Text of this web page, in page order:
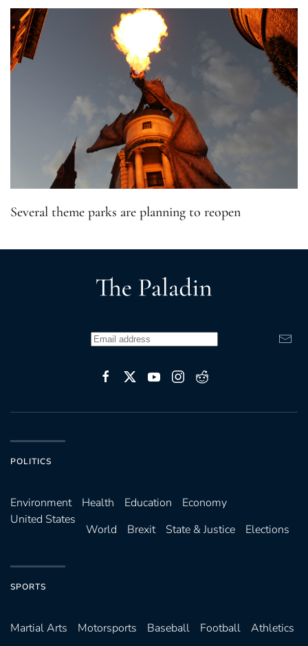
Several theme parks are planning to reopen
POLITICS
Environ­ment Health Education
Economy
United States
World Brexit State & Justice Elections
SPORTS
Martial Arts Motorsports Baseball Football
Athletics